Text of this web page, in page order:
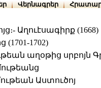
Վերնագրեր
Աղուէսագիրք (1668)
1702)
աղօթից սրբոյն
Աստուծոյ